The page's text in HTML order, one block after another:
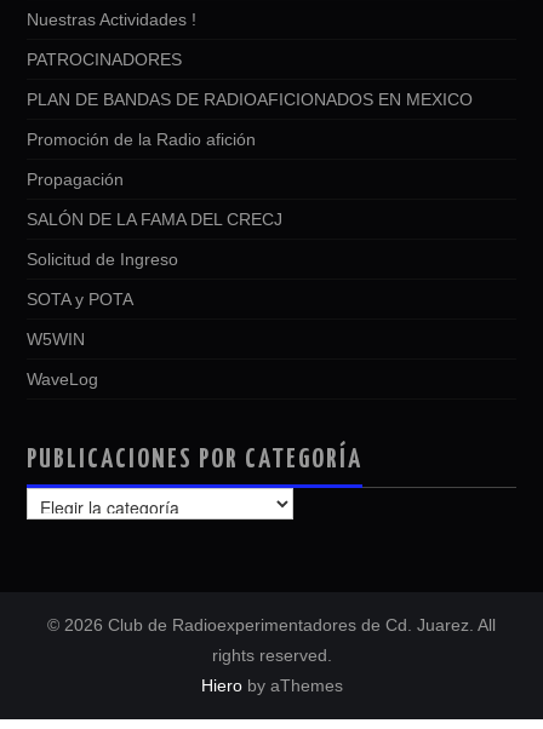
Nuestras Actividades !
PATROCINADORES
PLAN DE BANDAS DE RADIOAFICIONADOS EN MEXICO
Promoción de la Radio afición
Propagación
SALÓN DE LA FAMA DEL CRECJ
Solicitud de Ingreso
SOTA y POTA
W5WIN
WaveLog
PUBLICACIONES POR CATEGORÍA
PUBLICACIONES
POR
© 2026 Club de Radioexperimentadores de Cd. Juarez. All
rights reserved.
Hieroby aThemes